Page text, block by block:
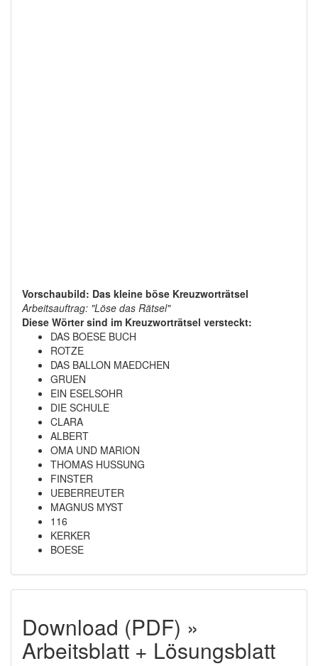
Vorschaubild: Das kleine böse Kreuzworträtsel
Arbeitsauftrag: "Löse das Rätsel"
Diese Wörter sind im Kreuzworträtsel versteckt:
DAS BOESE BUCH
ROTZE
DAS BALLON MAEDCHEN
GRUEN
EIN ESELSOHR
DIE SCHULE
CLARA
ALBERT
OMA UND MARION
THOMAS HUSSUNG
FINSTER
UEBERREUTER
MAGNUS MYST
116
KERKER
BOESE
Download (PDF) »
Arbeitsblatt + Lösungsblatt